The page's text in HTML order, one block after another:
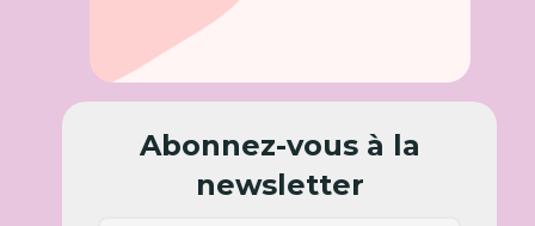
Abonnez-vous à la
newsletter